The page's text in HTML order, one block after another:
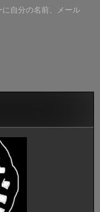
自分の名前、メール